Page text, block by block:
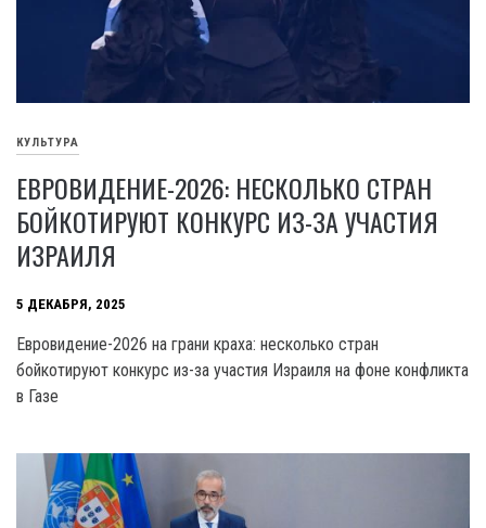
КУЛЬТУРА
ЕВРОВИДЕНИЕ-2026: НЕСКОЛЬКО СТРАН
БОЙКОТИРУЮТ КОНКУРС ИЗ-ЗА УЧАСТИЯ
ИЗРАИЛЯ
5 ДЕКАБРЯ, 2025
Евровидение-2026 на грани краха: несколько стран
бойкотируют конкурс из-за участия Израиля на фоне конфликта
в Газе